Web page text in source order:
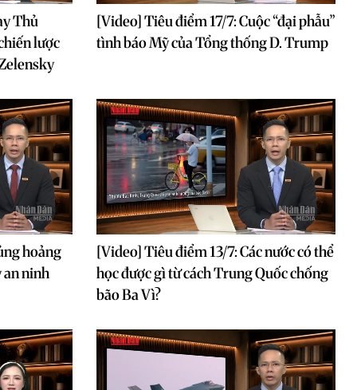
Thủ
lược
[Video] Tiêu điểm 17/7: Cuộc “đại phẫu”
tình báo Mỹ của Tổng thống D. Trump
hoảng
ninh
[Video] Tiêu điểm 13/7: Các nước có thể
học được gì từ cách Trung Quốc chống
bão Ba Vì?